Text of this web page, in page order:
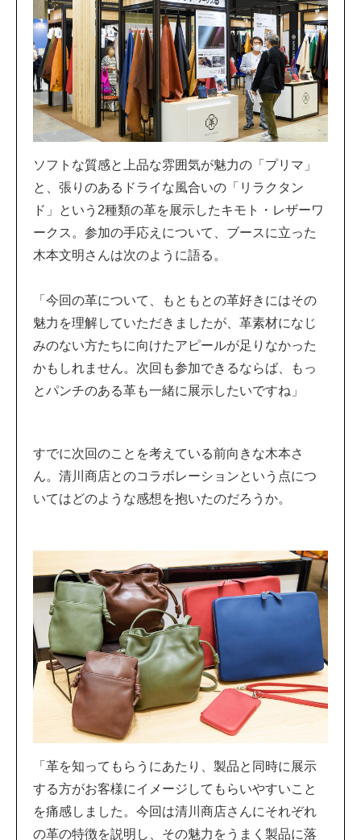
ソフトな質感と上品な雰囲気が魅力の「プリマ」
と、張りのあるドライな風合いの「リラクタン
ド」という2種類の革を展示したキモト・レザーワ
ークス。参加の手応えについて、ブースに立った
木本文明さんは次のように語る。
「今回の革について、もともとの革好きにはその
魅力を理解していただきましたが、革素材になじ
みのない方たちに向けたアピールが足りなかった
かもしれません。次回も参加できるならば、もっ
とパンチのある革も一緒に展示したいですね」
すでに次回のことを考えている前向きな木本さ
ん。清川商店とのコラボレーションという点につ
いてはどのような感想を抱いたのだろうか。
「革を知ってもらうにあたり、製品と同時に展示
する方がお客様にイメージしてもらいやすいこと
を痛感しました。今回は清川商店さんにそれぞれ
の革の特徴を説明し、その魅力をうまく製品に落